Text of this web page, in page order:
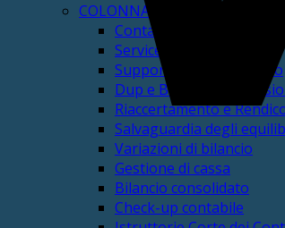
COLONNA VISIBILE
ContabilmEnte
Service contabile
Supporto teorico-pratico
Dup e Bilancio di
Riaccertamento e
Salvaguardia degli
Variazioni di bilancio
Gestione di cassa
Bilancio consolidato
Check-up contabile